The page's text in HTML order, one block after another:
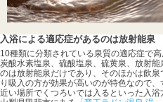
入浴による適応症があるのは放射能泉
10種類に分類されている泉質の適応症で
炭酸水素塩泉、硫酸塩泉、硫黄泉、放射
のは放射能泉だけであり、そのほかは飲
り吸入の方が効果が高いのが特色なので
近い場所でくつろいでは入るといった入浴